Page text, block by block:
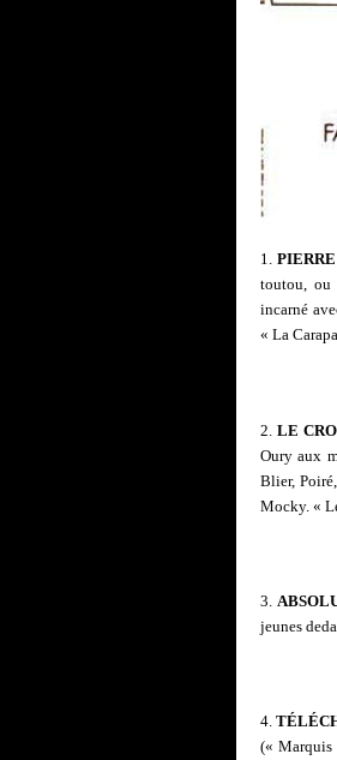
1.
toutou, ou
incarné
« La
2. LE
Oury aux
Blier,
Mocky. «
3.
jeunes
4.
(« Marquis